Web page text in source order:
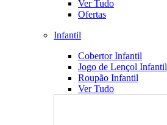
Ver Tudo
Ofertas
Infantil
Cobertor Infantil
Jogo de Lençol Infantil
Roupão Infantil
Ver Tudo